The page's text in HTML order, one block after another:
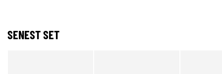
SENEST SET